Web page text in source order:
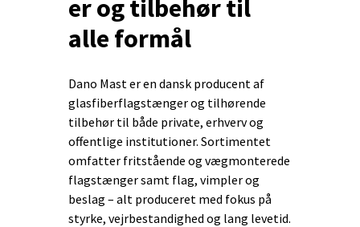
er og tilbehør til
alle formål
Dano Mast er en dansk producent af
glasfiberflagstænger og tilhørende
tilbehør til både private, erhverv og
offentlige institutioner. Sortimentet
omfatter fritstående og vægmonterede
flagstænger samt flag, vimpler og
beslag – alt produceret med fokus på
styrke, vejrbestandighed og lang levetid.